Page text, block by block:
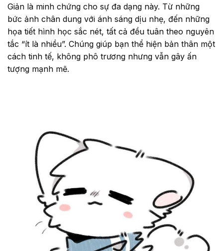
Giản là minh chứng cho sự đa dạng này. Từ những
bức ảnh chân dung với ánh sáng dịu nhẹ, đến những
họa tiết hình học sắc nét, tất cả đều tuân theo nguyên
tắc “ít là nhiều”. Chúng giúp bạn thể hiện bản thân một
cách tinh tế, không phô trương nhưng vẫn gây ấn
tượng mạnh mẽ.